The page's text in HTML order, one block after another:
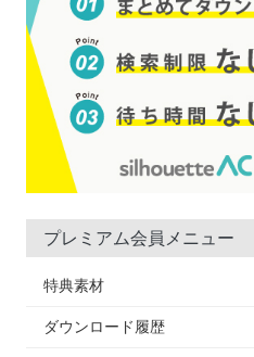
プレミアム会員メニュー
特典素材
ダウンロード履歴